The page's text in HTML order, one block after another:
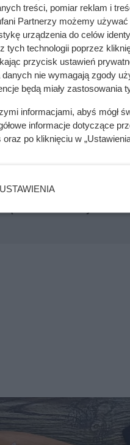
Najpopularniejszy jest
zapiekany jest jednak
Jest to karp z
mieć w domu te
ślad? To może być efekt
treści, pomiar reklam i
Partnerzy możemy
urządzenia do celów
tych technologii poprzez
przycisk ustawień
danych nie wymagają zgody
będą miały zastosowania
informacjami, abyś mógł
informacje dotyczące
oraz po kliknięciu w
USTAWIENIA